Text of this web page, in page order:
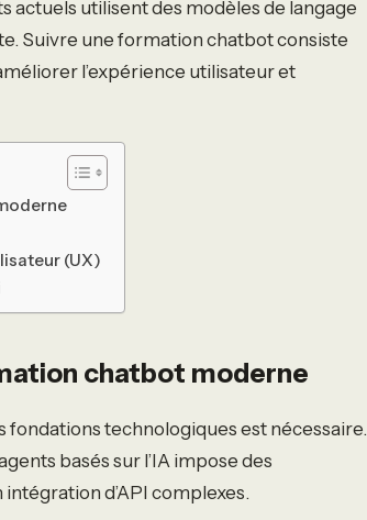
actuels utilisent des modèles de langage
Suivre une formation chatbot consiste
l’expérience utilisateur et
(UX)
chatbot moderne
technologiques est nécessaire.
basés sur l’IA impose des
d’API complexes.